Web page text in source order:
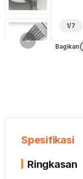
1/7
Bagikan
Spesifikasi
Ringkasan